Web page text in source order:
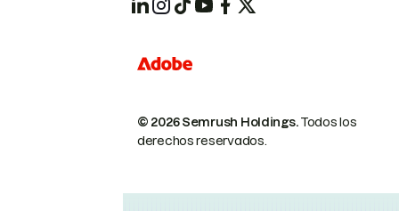
© 2026 Semrush Holdings.Todos los
derechos reservados.